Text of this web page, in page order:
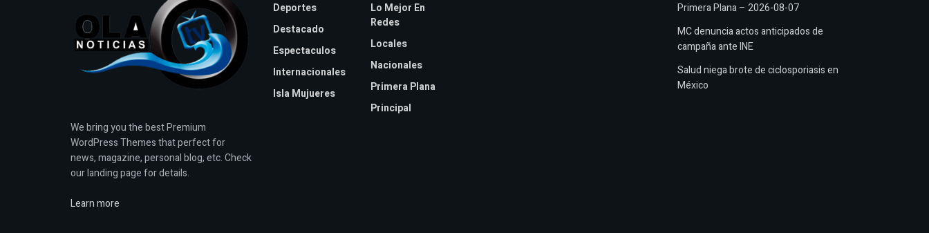
We bring you the best Premium
WordPress Themes that perfect for
news, magazine, personal blog, etc. Check
our landing page for details.
Learn more
Deportes
Destacado
Espectaculos
Internacionales
Isla Mujueres
Lo Mejor En
Redes
Locales
Nacionales
Primera Plana
Principal
Primera Plana – 2026-08-07
MC denuncia actos anticipados de
campaña ante INE
Salud niega brote de ciclosporiasis en
México